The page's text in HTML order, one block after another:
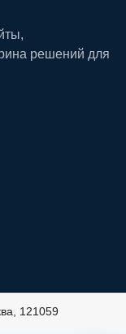
решений для
121059